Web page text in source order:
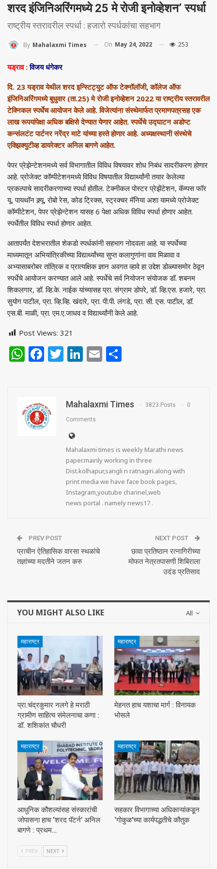
शरद इंजिनिअरिंगमध्ये 25 मे रोजी इनोव्हेशन’ स्पर्धा
राष्ट्रीय स्तरावरील स्पर्धा : हजारो स्पर्धकांचा सहभाग
By Mahalaxmi Times On May 24, 2022 253
यड्राव:विजय धंगेकर
दि. 23 यड्राव येथील शरद इन्स्टिट्युट ऑफ टेक्नॉलॉजी, कॉलेज ऑफ
इंजिनिअरिंगमध्ये बुधुवार (ता.25) मे रोजी इनोव्हेशन 2022 या राष्ट्रीय स्तरावरील
टेक्निकल स्पर्धेच आयोजन केले आहे. विजेत्यांना संस्थेमार्फत प्रमाणपत्रसह एक
लाख रूपयांपेक्षा अधिक बक्षिसे देण्यात येणार आहेत. स्पर्धेचे उद्घाटन अडोप्ट
कन्संलटंट पार्टनर नरेंद्र माटे यांच्या हस्ते होणार आहे. अध्यक्षस्थानी संस्थेचे
एक्झिक्युटीव्ह डायरेक्टर अनिल बागणे आहेत.
पेपर प्रेझेन्टेशनमध्ये सर्व विभागातील विविध विषयावर शोध निबंध सादरीकरण होणार
आहे. प्रोजेक्ट कॉम्पीटेशनमध्ये विविध विषयातील विद्यार्थ्यांनी तयार केलेल्या
प्रकल्पाचे सादरीकरणाच्या स्पर्धा होतील. टेक्नीकल पोस्टर प्रेझेंटेशन, कॅम्पस फॉर
यू, पायथॉन क्र्यू, रोबो रेस, कोड ट्रिक्स, स्ट्रक्चर मॅनिया अशा यामध्ये प्रोजेक्ट
कॉम्पीटेशन, पेपर प्रेझेन्टेशन यासह 6 पेक्षा अधिक विविध स्पर्धा होणार आहेत.
स्पर्धेतील विविध स्पर्धा होणार आहेत.
आतापर्यंत देशभरातील शेकडो स्पर्धकांनी सहभाग नोदवला आहे. या स्पर्धेच्या
माध्यमातून अभियांत्रिकीच्या विद्यार्थ्यांच्या सुप्त कलागुणांना वाव मिळावा व
अभ्यासाबरोबर तांत्रिक व प्रात्यक्षिक ज्ञान अवगत व्हावे हा उद्देश डोळ्यासमोर ठेवून
स्पर्धेचे आयोजन करण्यात आले आहे. स्पर्धेचे सर्व नियोजन संयोजक डॉ. शबनम
शिकलगार, डॉ. व्हि.के. नाईक यांच्यासह प्रा. संग्राम डोपरे, डॉ. व्हि.एस. हजारे, प्रा.
सुयोग पाटील, प्रा. व्हि.व्हि. खंदारे, प्रा. पी.पी. लंगडे, प्रा. सी. एस. पाटील, डॉ.
एस.बी. माळी, प्रा. एम.ए.जाधव व विद्यार्थ्यांनी केले आहे.
Post Views: 321
WhatsApp
Facebook
Twitter
LinkedIn
Email
Mahalaxmi Times 3823 Posts 0
Comments
Mahalaxmi times is weekly Marathi news
paper.mainly working in three
Dist.kolhapur,sangli n ratnagiri.along with
print media we have face book pages,
Instagram,youtube channel,web
news portal . namely news17 .
PREV POST
प्राचीन ऐतिहासिक वारसा स्थळांचे
तज्ञांच्या मदतीने जतन करु
NEXT POST
छावा प्रतिष्ठान रत्नागिरीच्या
मोफत नेत्रतपासणी शिबिराला
उदंड प्रतिसाद
All
YOU MIGHT ALSO LIKE
महाराष्ट्र
प्रा.चंद्रकुमार नलगे हे मराठी
ग्रामीण साहित्य संमेलनाचा कणा :
डॉ. शशिकांत चौधरी
महाराष्ट्र
मेहनत हाच यशाचा मार्ग : विनायक
भोसले
महाराष्ट्र
आधुनिक कौशल्यांसह संस्कारांची
जोपासना हाच ‘शरद पॅटर्न’ अनिल
बागणे : प्रथम…
महाराष्ट्र
सहकार विभागाच्या अधिकाऱ्यांकडून
‘गोकुळ’च्या कार्यपद्धतीचे कौतुक
PREV NEXT